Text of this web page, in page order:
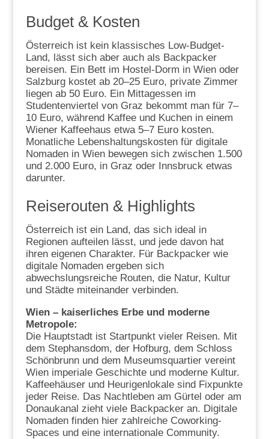
Budget & Kosten
Österreich ist kein klassisches Low-Budget-
Land, lässt sich aber auch als Backpacker
bereisen. Ein Bett im Hostel-Dorm in Wien oder
Salzburg kostet ab 20–25 Euro, private Zimmer
liegen ab 50 Euro. Ein Mittagessen im
Studentenviertel von Graz bekommt man für 7–
10 Euro, während Kaffee und Kuchen in einem
Wiener Kaffeehaus etwa 5–7 Euro kosten.
Monatliche Lebenshaltungskosten für digitale
Nomaden in Wien bewegen sich zwischen 1.500
und 2.000 Euro, in Graz oder Innsbruck etwas
darunter.
Reiserouten & Highlights
Österreich ist ein Land, das sich ideal in
Regionen aufteilen lässt, und jede davon hat
ihren eigenen Charakter. Für Backpacker wie
digitale Nomaden ergeben sich
abwechslungsreiche Routen, die Natur, Kultur
und Städte miteinander verbinden.
Wien – kaiserliches Erbe und moderne
Metropole:
Die Hauptstadt ist Startpunkt vieler Reisen. Mit
dem Stephansdom, der Hofburg, dem Schloss
Schönbrunn und dem Museumsquartier vereint
Wien imperiale Geschichte und moderne Kultur.
Kaffeehäuser und Heurigenlokale sind Fixpunkte
jeder Reise. Das Nachtleben am Gürtel oder am
Donaukanal zieht viele Backpacker an. Digitale
Nomaden finden hier zahlreiche Coworking-
Spaces und eine internationale Community.